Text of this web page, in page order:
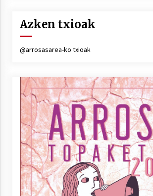
Azken txioak
@arrosasarea-ko txioak